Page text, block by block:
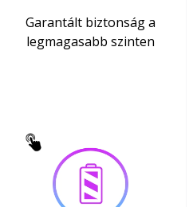
Garantált biztonság a
legmagasabb szinten